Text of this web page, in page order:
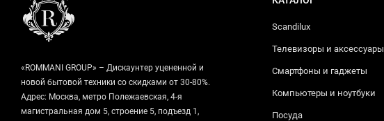
«ROMMANI GROUP» – Дискаунтер уцененной и
новой бытовой техники со скидками от 30-80%.
Адрес: Москва, метро Полежаевская, 4-я
магистральная дом 5, строение 5, подъезд 1,
Scandilux
Телевизоры и аксессуары
Смартфоны и гаджеты
Компьютеры и ноутбуки
Посуда